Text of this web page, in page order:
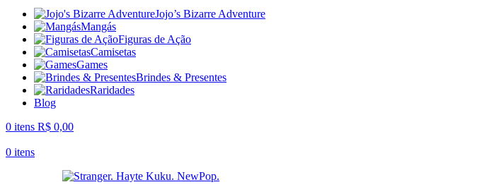
Jojo’s Bizarre Adventure
Mangás
Figuras de Ação
Camisetas
Games
Brindes & Presentes
Raridades
Blog
0 itens R$ 0,00
0 itens